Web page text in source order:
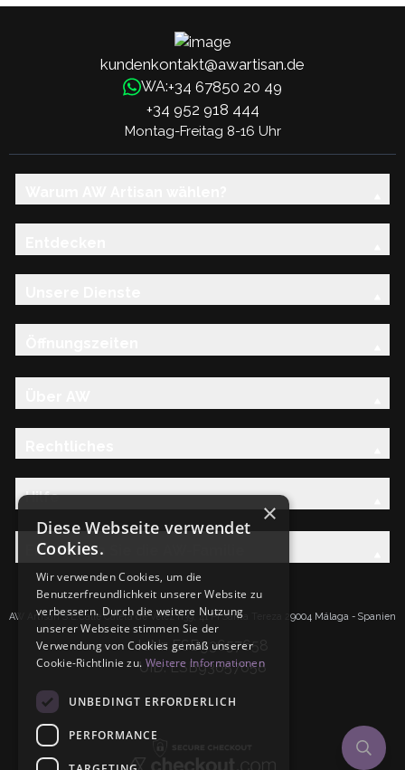
kundenkontakt@awartisan.de
WA:+34 67850 20 49
+34 952 918 444
Montag-Freitag 8-16 Uhr
Hilfe
Entdecken Sie die AW-Familie
AW Artisan S.L.Calle Caleta de Velez n39, 41 PI Santa Tereza 29004 Málaga - Spanien
IdNr: ESB93657658
UID: ESB93657658
×
Diese Webseite verwendet
Cookies.
Wir verwenden Cookies, um die
Benutzerfreundlichkeit unserer Website zu
verbessern. Durch die weitere Nutzung
unserer Webseite stimmen Sie der
Verwendung von Cookies gemäß unserer
Cookie-Richtlinie zu. Weitere Informationen
UNBEDINGT ERFORDERLICH
PERFORMANCE